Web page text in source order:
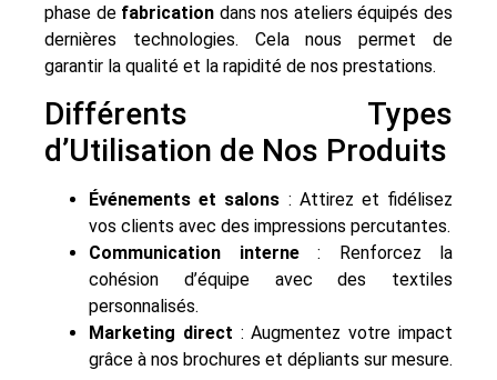
phase de fabrication dans nos ateliers équipés des
dernières technologies. Cela nous permet de
garantir la qualité et la rapidité de nos prestations.
Différents Types
d’Utilisation de Nos Produits
Événements et salons : Attirez et fidélisez
vos clients avec des impressions percutantes.
Communication interne: Renforcez la
cohésion d’équipe avec des textiles
personnalisés.
Marketing direct : Augmentez votre impact
grâce à nos brochures et dépliants sur mesure.